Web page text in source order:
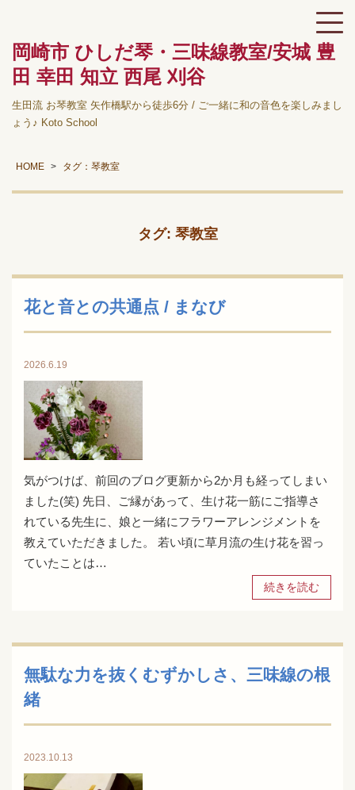
岡崎市 ひしだ琴・三味線教室/安城 豊
田 幸田 知立 西尾 刈谷
生田流 お琴教室 矢作橋駅から徒歩6分 / ご一緒に和の音色を楽しみまし
ょう♪ Koto School
HOME タグ：琴教室
タグ: 琴教室
花と音との共通点 / まなび
2026.6.19
気がつけば、前回のブログ更新から2か月も経ってしまい
ました(笑) 先日、ご縁があって、生け花一筋にご指導さ
れている先生に、娘と一緒にフラワーアレンジメントを
教えていただきました。 若い頃に草月流の生け花を習っ
ていたことは…
続きを読む
無駄な力を抜くむずかしさ、三味線の根
緒
2023.10.13